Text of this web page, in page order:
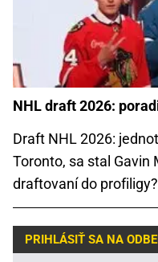
NHL draft 2026:
Draft NHL 2026:
Toronto, sa stal Gavin
draftovaní do profiligy?
PRIHLÁSIŤ SA NA